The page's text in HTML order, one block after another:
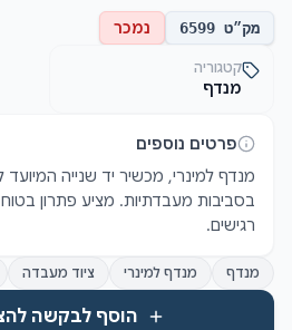
מק״ט 6599 נמכר
קטגוריה
מנדף
פרטים נוספים
רגישים.
מנדף מנדף למינרי ציוד מעבדה
הוסף לבקשה